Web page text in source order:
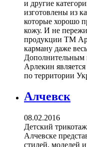
и другие
изготовлены из
которые хорошо
кожу. И не
продукции ТМ
карману даже
Дополнительным
Арлекин
по территории
Алчевск
08.02.2016
Детский
Алчевске
стилей, моделей